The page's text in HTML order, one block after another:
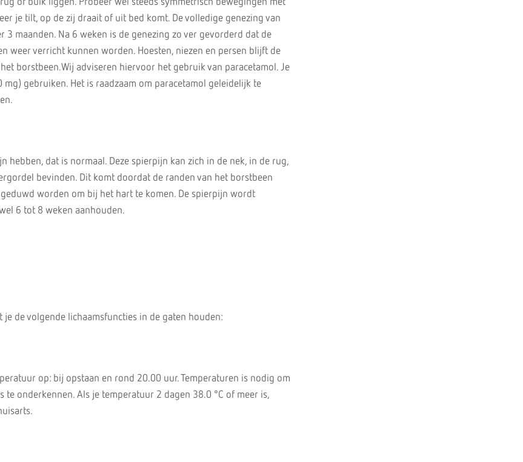
of buik liggen. Probeer wel steeds symmetrisch bewegingen met
je tilt, op de zij draait of uit bed komt. De volledige genezing van
3 maanden. Na 6 weken is de genezing zo ver gevorderd dat de
weer verricht kunnen worden. Hoesten, niezen en persen blijft de
borstbeen.Wij adviseren hiervoor het gebruik van paracetamol. Je
mg) gebruiken. Het is raadzaam om paracetamol geleidelijk te
hebben, dat is normaal. Deze spierpijn kan zich in de nek, in de rug,
bevinden. Dit komt doordat de randen van het borstbeen
worden om bij het hart te komen. De spierpijn wordt
6 tot 8 weken aanhouden.
je de volgende lichaamsfuncties in de gaten houden:
op: bij opstaan en rond 20.00 uur. Temperaturen is nodig om
onderkennen. Als je temperatuur 2 dagen 38.0 °C of meer is,